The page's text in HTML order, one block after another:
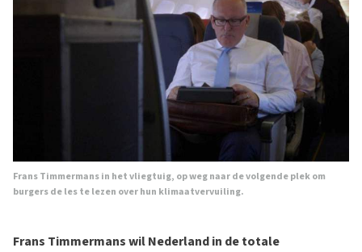
Frans Timmermans in het vliegtuig, op weg naar de volgende plek om
burgers de les te lezen over hun klimaatvervuiling.
Frans Timmermans wil Nederland in de totale